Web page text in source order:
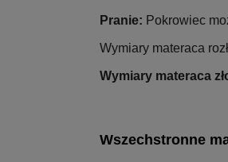
Pranie: Pokrowiec
Wymiary materaca
Wymiary materaca
Wszechstronne